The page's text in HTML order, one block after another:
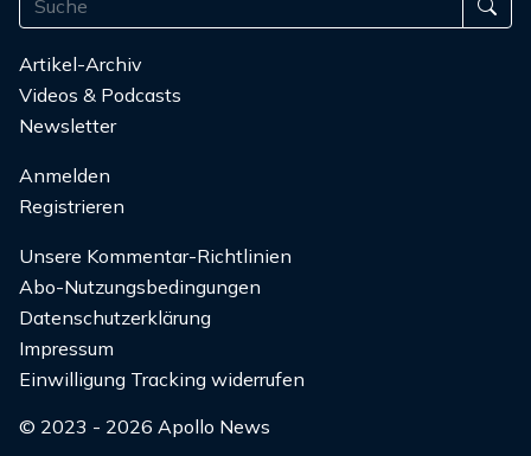
Artikel-Archiv
Videos & Podcasts
Newsletter
Anmelden
Registrieren
Unsere Kommentar-Richtlinien
Abo-Nutzungsbedingungen
Datenschutzerklärung
Impressum
Einwilligung Tracking widerrufen
© 2023 - 2026 Apollo News